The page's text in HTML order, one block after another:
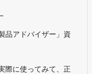
品アドバイザー」資
際に使ってみて、正